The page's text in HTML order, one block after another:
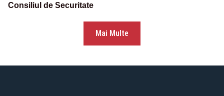
Consiliul de Securitate
Mai Multe